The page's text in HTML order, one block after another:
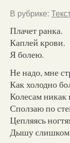
В рубрике:
Плачет ранка.
Каплей крови.
Я болею.
Не надо, мне
Как холодно
Колесам никак
Сползаю по
Цепляясь
Дышу слишком